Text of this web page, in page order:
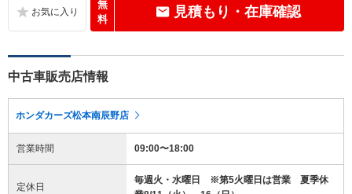
無
料
見積もり・在庫確認
中古車販売店情報
ホンダカーズ松本南辰野店
営業時間 09:00〜18:00
定休日
毎週火・水曜日 ※第5火曜日は営業 夏季休